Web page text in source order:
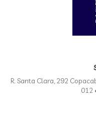
R. Santa Clara, 292
012